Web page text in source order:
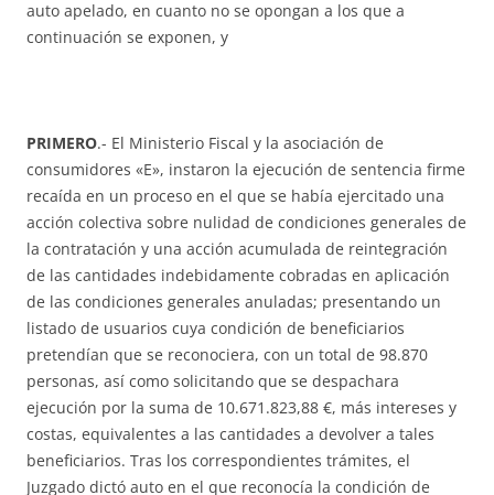
auto apelado, en cuanto no se opongan a los que a
continuación se exponen, y
PRIMERO.- El Ministerio Fiscal y la asociación de
consumidores «E», instaron la ejecución de sentencia firme
recaída en un proceso en el que se había ejercitado una
acción colectiva sobre nulidad de condiciones generales de
la contratación y una acción acumulada de reintegración
de las cantidades indebidamente cobradas en aplicación
de las condiciones generales anuladas; presentando un
listado de usuarios cuya condición de beneficiarios
pretendían que se reconociera, con un total de 98.870
personas, así como solicitando que se despachara
ejecución por la suma de 10.671.823,88 €, más intereses y
costas, equivalentes a las cantidades a devolver a tales
beneficiarios. Tras los correspondientes trámites, el
Juzgado dictó auto en el que reconocía la condición de